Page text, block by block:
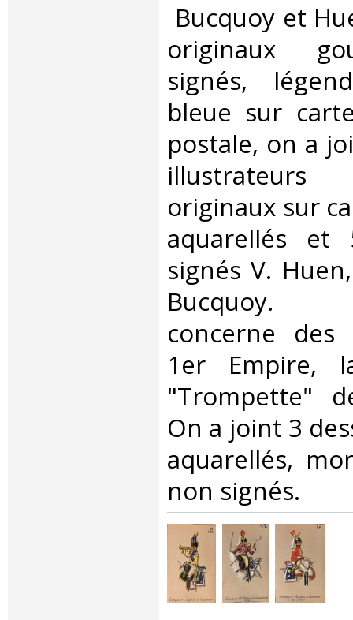
Bucquoy et
originaux
signés,
bleue sur
postale, on a
originaux sur
aquarellés
signés V.
Bucquoy.
concerne
1er Empire,
"Trompette"
On a joint 3
aquarellés,
non signés.‎